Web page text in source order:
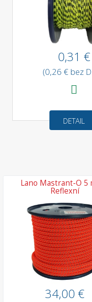
0,31 €
(0,26 € bez
DETAIL
Lano Mastrant-O 5
Reflexní
34,00 €